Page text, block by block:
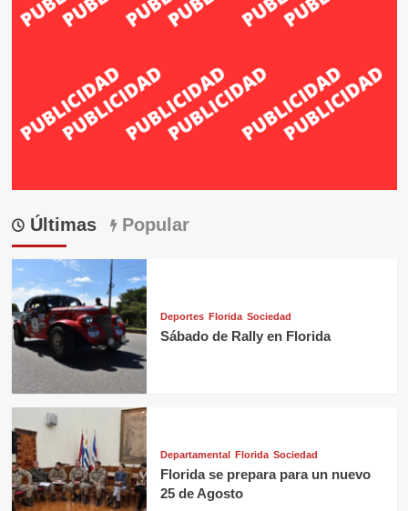
Últimas Popular
Deportes Florida Sociedad
Sábado de Rally en Florida
Departamental Florida Sociedad
Florida se prepara para un nuevo
25 de Agosto